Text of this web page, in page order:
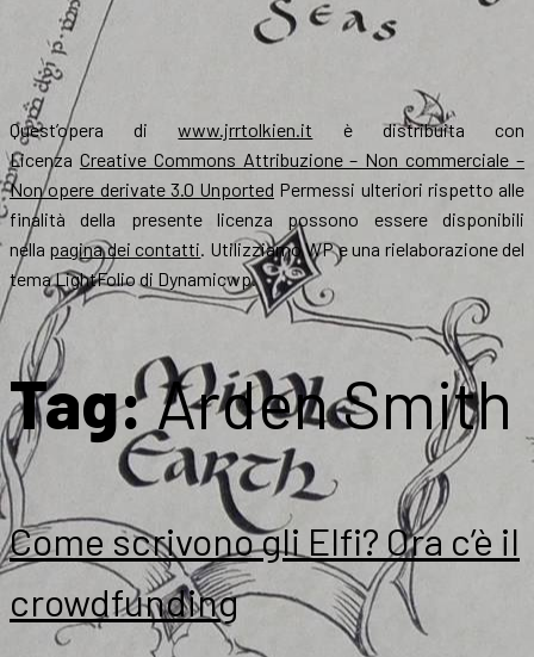
Quest’opera diwww.jrrtolkien.it è distribuita con
Licenza Creative Commons Attribuzione – Non commerciale –
Non opere derivate 3.0 Unported Permessi ulteriori rispetto alle
finalità della presente licenza possono essere disponibili
nella pagina dei contatti. Utilizziamo WP e una rielaborazione del
tema LightFolio di Dynamicwp.
Tag:Arden Smith
Come scrivono gli Elfi? Ora c’è il
crowdfunding